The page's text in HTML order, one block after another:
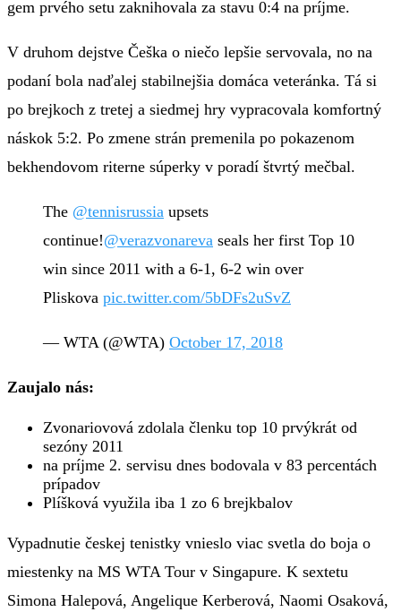
gem prvého setu zaknihovala za stavu 0:4 na príjme.
V druhom dejstve Češka o niečo lepšie servovala, no na
podaní bola naďalej stabilnejšia domáca veteránka. Tá si
po brejkoch z tretej a siedmej hry vypracovala komfortný
náskok 5:2. Po zmene strán premenila po pokazenom
bekhendovom riterne súperky v poradí štvrtý mečbal.
The @tennisrussia upsets
continue!@verazvonareva seals her first Top 10
win since 2011 with a 6-1, 6-2 win over
Pliskova pic.twitter.com/5bDFs2uSvZ
— WTA (@WTA) October 17, 2018
Zaujalo nás:
Zvonariovová zdolala členku top 10 prvýkrát od
sezóny 2011
na príjme 2. servisu dnes bodovala v 83 percentách
prípadov
Plíšková využila iba 1 zo 6 brejkbalov
Vypadnutie českej tenistky vnieslo viac svetla do boja o
miestenky na MS WTA Tour v Singapure. K sextetu
Simona Halepová, Angelique Kerberová, Naomi Osaková,